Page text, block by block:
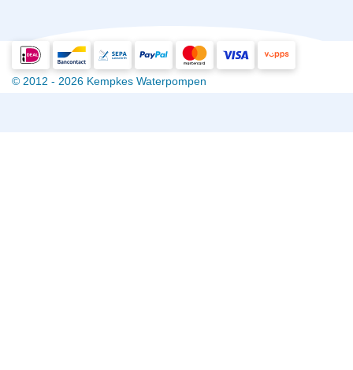
© 2012 - 2026 Kempkes Waterpompen